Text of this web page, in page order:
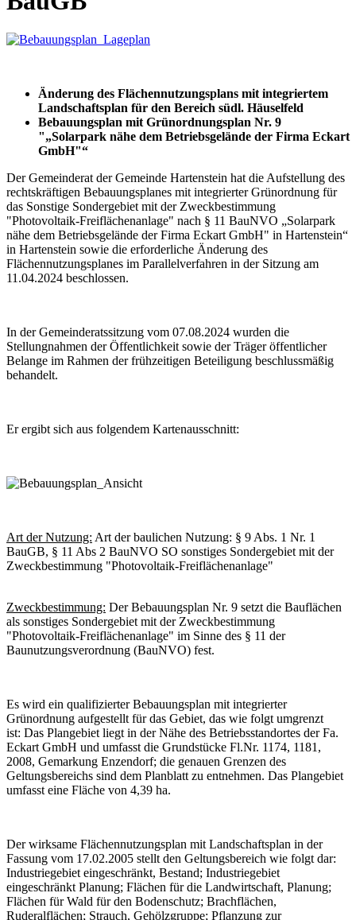
Änderung des Flächennutzungsplans mit integriertem
Landschaftsplan für den Bereich südl. Häuselfeld
Bebauungsplan mit Grünordnungsplan Nr. 9
"„Solarpark nähe dem Betriebsgelände der Firma Eckart
GmbH"“
Der Gemeinderat der Gemeinde Hartenstein hat die Aufstellung des
rechtskräftigen Bebauungsplanes mit integrierter Grünordnung für
das Sonstige Sondergebiet mit der Zweckbestimmung
"Photovoltaik-Freiflächenanlage" nach § 11 BauNVO „Solarpark
nähe dem Betriebsgelände der Firma Eckart GmbH" in Hartenstein“
in Hartenstein sowie die erforderliche Änderung des
Flächennutzungsplanes im Parallelverfahren in der Sitzung am
11.04.2024 beschlossen.
In der Gemeinderatssitzung vom 07.08.2024 wurden die
Stellungnahmen der Öffentlichkeit sowie der Träger öffentlicher
Belange im Rahmen der frühzeitigen Beteiligung beschlussmäßig
behandelt.
Er ergibt sich aus folgendem Kartenausschnitt:
Art der Nutzung: Art der baulichen Nutzung: § 9 Abs. 1 Nr. 1
BauGB, § 11 Abs 2 BauNVO SO sonstiges Sondergebiet mit der
Zweckbestimmung "Photovoltaik-Freiflächenanlage"
Zweckbestimmung: Der Bebauungsplan Nr. 9 setzt die Bauflächen
als sonstiges Sondergebiet mit der Zweckbestimmung
"Photovoltaik-Freiflächenanlage" im Sinne des § 11 der
Baunutzungsverordnung (BauNVO) fest.
Es wird ein qualifizierter Bebauungsplan mit integrierter
Grünordnung aufgestellt für das Gebiet, das wie folgt umgrenzt
ist: Das Plangebiet liegt in der Nähe des Betriebsstandortes der Fa.
Eckart GmbH und umfasst die Grundstücke Fl.Nr. 1174, 1181,
2008, Gemarkung Enzendorf; die genauen Grenzen des
Geltungsbereichs sind dem Planblatt zu entnehmen. Das Plangebiet
umfasst eine Fläche von 4,39 ha.
Der wirksame Flächennutzungsplan mit Landschaftsplan in der
Fassung vom 17.02.2005 stellt den Geltungsbereich wie folgt dar:
Industriegebiet eingeschränkt, Bestand; Industriegebiet
eingeschränkt Planung; Flächen für die Landwirtschaft, Planung;
Flächen für Wald für den Bodenschutz; Brachflächen,
Ruderalflächen; Strauch, Gehölzgruppe; Pflanzung zur